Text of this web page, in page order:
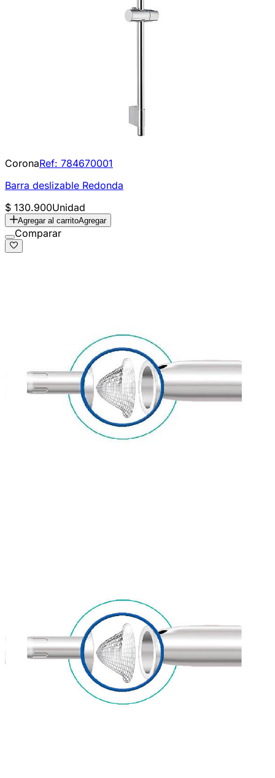
CoronaRef: 784670001
Barra deslizable Redonda
$ 130.900Unidad
Agregar al carritoAgregar
Comparar